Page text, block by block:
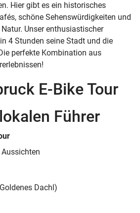
Hier gibt es ein historisches
schöne Sehenswürdigkeiten und
Unser enthusiastischer
4 Stunden seine Stadt und die
perfekte Kombination aus
E-Bike Tour
Führer
Dachl)